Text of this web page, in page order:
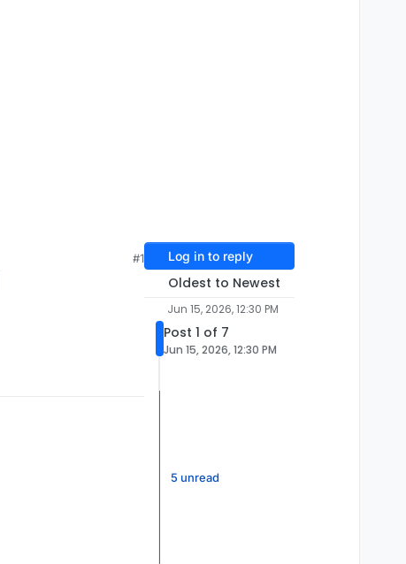
#1 Log in to reply
Oldest to Newest
Jun 15, 2026, 12:30 PM
Post 1 of 7
Jun 15, 2026, 12:30 PM
5 unread